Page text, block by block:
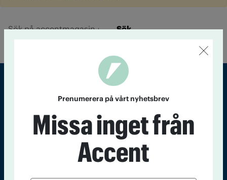
Sök
Sveriges största tidning om droger och nykterhet
Tidningen Accent, A4, Bondegatan 21, 116 33 Stockholm
accent@iogt.se
Chefredaktör och ansvarig utgivare: Barbro Janson Lundkvist,
barbro@a4.se.
Prenumerera på vårt nyhetsbrev
Missa inget från
Accent